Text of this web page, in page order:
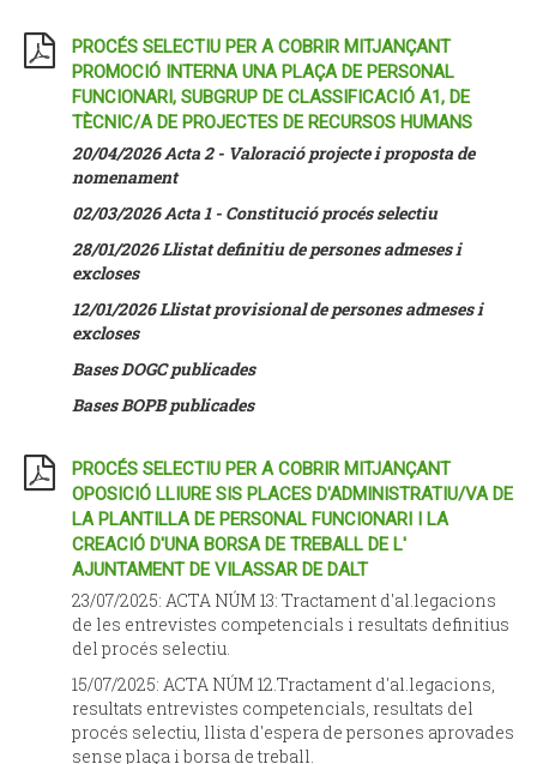
PROCÉS SELECTIU PER A COBRIR MITJANÇANT
PROMOCIÓ INTERNA UNA PLAÇA DE PERSONAL
FUNCIONARI, SUBGRUP DE CLASSIFICACIÓ A1, DE
TÈCNIC/A DE PROJECTES DE RECURSOS HUMANS
20/04/2026 Acta 2 - Valoració projecte i proposta de
nomenament
02/03/2026 Acta 1 - Constitució procés selectiu
28/01/2026 Llistat definitiu de persones admeses i
excloses
12/01/2026 Llistat provisional de persones admeses i
excloses
Bases DOGC publicades
Bases BOPB publicades
PROCÉS SELECTIU PER A COBRIR MITJANÇANT
OPOSICIÓ LLIURE SIS PLACES D'ADMINISTRATIU/VA DE
LA PLANTILLA DE PERSONAL FUNCIONARI I LA
CREACIÓ D'UNA BORSA DE TREBALL DE L'
AJUNTAMENT DE VILASSAR DE DALT
23/07/2025: ACTA NÚM 13: Tractament d'al.legacions
de les entrevistes competencials i resultats definitius
del procés selectiu.
15/07/2025: ACTA NÚM 12.Tractament d'al.legacions,
resultats entrevistes competencials, resultats del
procés selectiu, llista d'espera de persones aprovades
sense plaça i borsa de treball.